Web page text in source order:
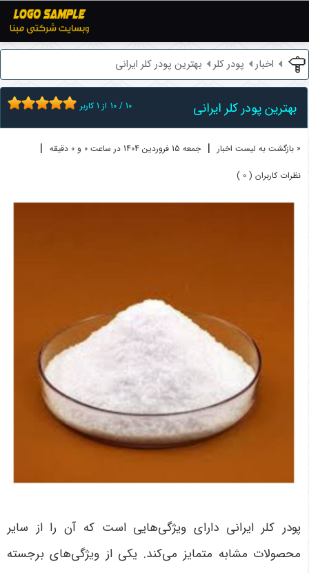
اخبار پودر کلر بهترین پودر کلر ایرانی
بهترین پودر کلر ایرانی 10 / 10 از 1کاربر
« بازگشت به لیست اخبار | جمعه 15 فروردين 1404 در ساعت 0 و 0 دقیقه |
نظرات کاربران ( 0 )
پودر کلر ایرانی دارای ویژگی‌هایی است که آن را از سایر
محصولات مشابه متمایز می‌کند. یکی از ویژگی‌های برجسته